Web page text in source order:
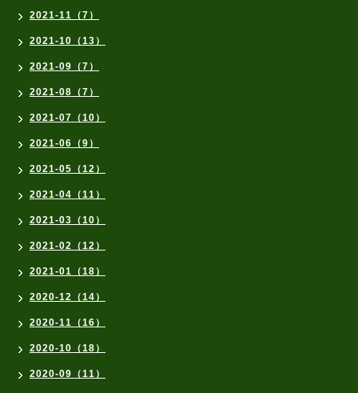
2021-11（7）
2021-10（13）
2021-09（7）
2021-08（7）
2021-07（10）
2021-06（9）
2021-05（12）
2021-04（11）
2021-03（10）
2021-02（12）
2021-01（18）
2020-12（14）
2020-11（16）
2020-10（18）
2020-09（11）